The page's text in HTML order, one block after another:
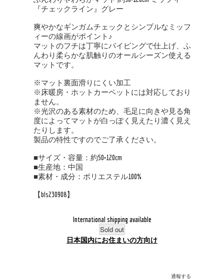
『チェックライン』グレー
爽やかなギンガムチェックとシンプルなミッフ
ィーの線画がポイント♪
マットのフチは丁寧にパイピングで仕上げ、ふ
んわり柔らかな肌触りのオールシーズン使える
マットです。
※マット裏面滑りにくい加工
※床暖房・ホットカーペットには対応しており
ません。
※光沢のある素材のため、毛足に向きや見る角
度によってマットが白っぽく見えたり濃く見え
たりします。
製品の特性ですのでご了承ください。
■サイズ・容量：約50×120cm
■生産地：中国
■素材・成分：ポリエステル100%
【bls230908】
International shipping available
Sold out
日本国内にお住まいの方向け
通報する